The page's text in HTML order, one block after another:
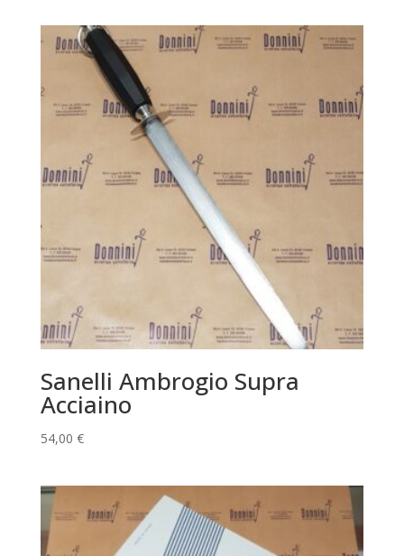
Sanelli Ambrogio Supra
Acciaino
54,00 €